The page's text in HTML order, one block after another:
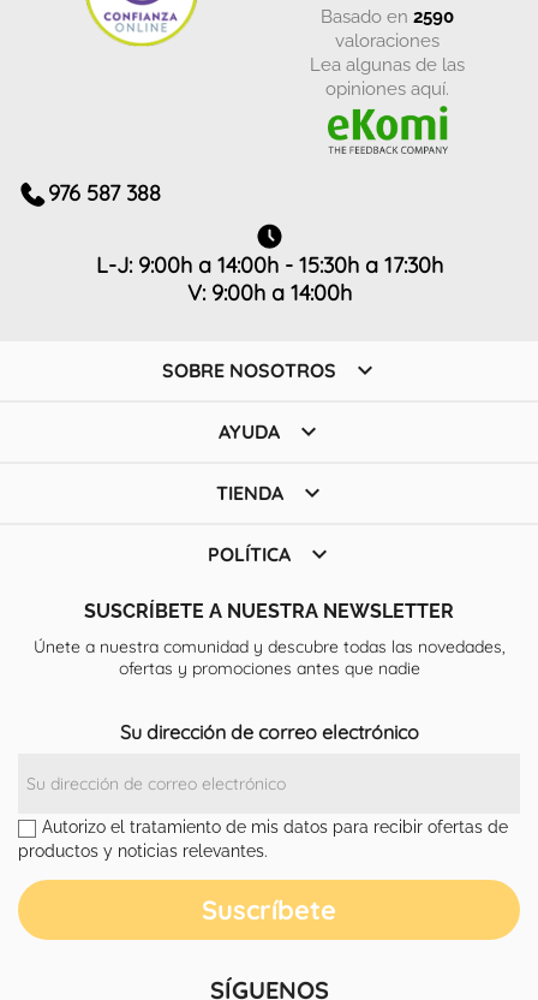
basado en 2590
valoraciones
Lea algunas de las
opiniones aquí.
976 587 388
L-J: 9:00h a 14:00h - 15:30h a 17:30h
V: 9:00h a 14:00h
SOBRE NOSOTROS 
AYUDA 
TIENDA 
POLÍTICA 
SUSCRÍBETE A NUESTRA NEWSLETTER
Únete a nuestra comunidad y descubre todas las novedades,
ofertas y promociones antes que nadie
Su dirección de correo electrónico
Autorizo el tratamiento de mis datos para recibir ofertas de
productos y noticias relevantes.
SÍGUENOS